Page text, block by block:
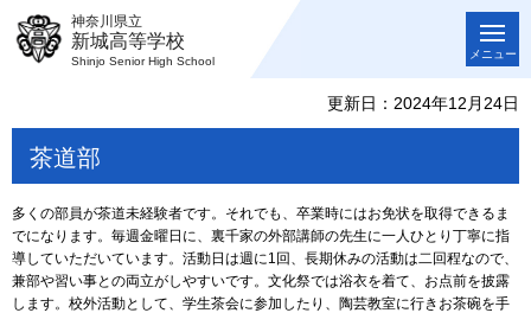
神奈川県立
新城高等学校
Shinjo Senior High School
メニュー
更新日：2024年12月24日
茶道部
多くの部員が茶道未経験者です。それでも、卒業時にはお免状を取得できるま
でになります。毎週金曜日に、裏千家の外部講師の先生に一人ひとり丁寧に指
導していただいています。活動日は週に1回、長期休みの活動は二回程なので、
兼部や習い事との両立がしやすいです。文化祭では浴衣を着て、お点前を披露
します。校外活動として、学生茶会に参加したり、陶芸教室に行きお茶碗を手